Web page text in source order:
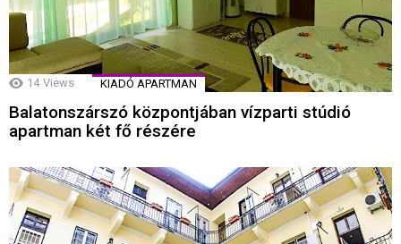
14 Views KIADÓ APARTMAN
Balatonszárszó központjában vízparti stúdió
apartman két fő részére